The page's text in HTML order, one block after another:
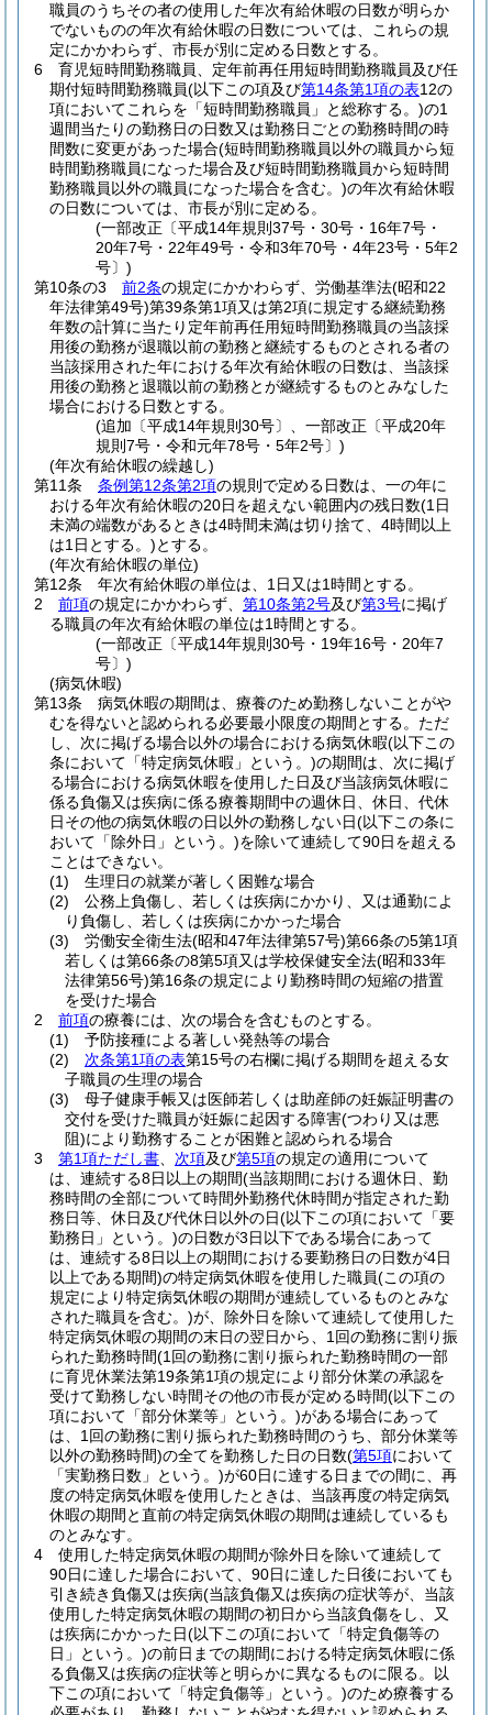
職員のうちその者の使用した年次有給休暇の日数が明らか
でないものの年次有給休暇の日数については、これらの規
定にかかわらず、市長が別に定める日数とする。
6
育児短時間勤務職員、定年前再任用短時間勤務職員及び任
期付短時間勤務職員(以下この項及び第14条第1項の表12の
項においてこれらを「短時間勤務職員」と総称する。)の1
週間当たりの勤務日の日数又は勤務日ごとの勤務時間の時
間数に変更があった場合(短時間勤務職員以外の職員から短
時間勤務職員になった場合及び短時間勤務職員から短時間
勤務職員以外の職員になった場合を含む。)の年次有給休暇
の日数については、市長が別に定める。
(一部改正〔平成14年規則37号・30号・16年7号・
20年7号・22年49号・令和3年70号・4年23号・5年2
号〕)
第10条の3
前2条の規定にかかわらず、労働基準法(昭和22
年法律第49号)第39条第1項又は第2項に規定する継続勤務
年数の計算に当たり定年前再任用短時間勤務職員の当該採
用後の勤務が退職以前の勤務と継続するものとされる者の
当該採用された年における年次有給休暇の日数は、当該採
用後の勤務と退職以前の勤務とが継続するものとみなした
場合における日数とする。
(追加〔平成14年規則30号〕、一部改正〔平成20年
規則7号・令和元年78号・5年2号〕)
(年次有給休暇の繰越し)
第11条
条例第12条第2項の規則で定める日数は、一の年に
おける年次有給休暇の20日を超えない範囲内の残日数(1日
未満の端数があるときは4時間未満は切り捨て、4時間以上
は1日とする。)とする。
(年次有給休暇の単位)
第12条
年次有給休暇の単位は、1日又は1時間とする。
2
前項の規定にかかわらず、 第10条第2号及び第3号に掲げ
る職員の年次有給休暇の単位は1時間とする。
(一部改正〔平成14年規則30号・19年16号・20年7
号〕)
(病気休暇)
第13条
病気休暇の期間は、療養のため勤務しないことがや
むを得ないと認められる必要最小限度の期間とする。 ただ
し、次に掲げる場合以外の場合における病気休暇(以下この
条において「特定病気休暇」という。)の期間は、次に掲げ
る場合における病気休暇を使用した日及び当該病気休暇に
係る負傷又は疾病に係る療養期間中の週休日、休日、代休
日その他の病気休暇の日以外の勤務しない日(以下この条に
おいて「除外日」という。)を除いて連続して90日を超える
ことはできない。
(1)
生理日の就業が著しく困難な場合
(2)
公務上負傷し、若しくは疾病にかかり、又は通勤によ
り負傷し、若しくは疾病にかかった場合
(3)
労働安全衛生法(昭和47年法律第57号)第66条の5第1項
若しくは第66条の8第5項又は学校保健安全法(昭和33年
法律第56号)第16条の規定により勤務時間の短縮の措置
を受けた場合
2
前項の療養には、次の場合を含むものとする。
(1)
予防接種による著しい発熱等の場合
(2)
次条第1項の表第15号の右欄に掲げる期間を超える女
子職員の生理の場合
(3)
母子健康手帳又は医師若しくは助産師の妊娠証明書の
交付を受けた職員が妊娠に起因する障害(つわり又は悪
阻)により勤務することが困難と認められる場合
3
第1項ただし書 次項及び第5項の規定の適用について
は、連続する8日以上の期間(当該期間における週休日、勤
務時間の全部について時間外勤務代休時間が指定された勤
務日等、休日及び代休日以外の日(以下この項において「要
勤務日」という。)の日数が3日以下である場合にあって
は、連続する8日以上の期間における要勤務日の日数が4日
以上である期間)の特定病気休暇を使用した職員(この項の
規定により特定病気休暇の期間が連続しているものとみな
された職員を含む。)が、除外日を除いて連続して使用した
特定病気休暇の期間の末日の翌日から、1回の勤務に割り振
られた勤務時間(1回の勤務に割り振られた勤務時間の一部
に育児休業法第19条第1項の規定により部分休業の承認を
受けて勤務しない時間その他の市長が定める時間(以下この
項において「部分休業等」という。)がある場合にあって
は、1回の勤務に割り振られた勤務時間のうち、部分休業等
以外の勤務時間)の全てを勤務した日の日数(第5項において
「実勤務日数」という。)が60日に達する日までの間に、再
度の特定病気休暇を使用したときは、当該再度の特定病気
休暇の期間と直前の特定病気休暇の期間は連続しているも
のとみなす。
4
使用した特定病気休暇の期間が除外日を除いて連続して
90日に達した場合において、90日に達した日後においても
引き続き負傷又は疾病(当該負傷又は疾病の症状等が、当該
使用した特定病気休暇の期間の初日から当該負傷をし、又
は疾病にかかった日(以下この項において「特定負傷等の
日」という。)の前日までの期間における特定病気休暇に係
る負傷又は疾病の症状等と明らかに異なるものに限る。以
下この項において「特定負傷等」という。)のため療養する